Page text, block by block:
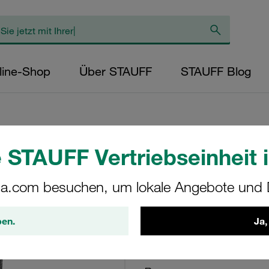
Vertriebseinheit
besuchen, um lokale Angebote und
Shop Über STAUFF STAUFF Blog
Bypassventil